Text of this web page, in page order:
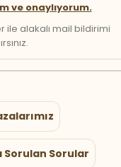
ve onaylıyorum.
ile alakalı mail bildirimi
Sorulan Sorular